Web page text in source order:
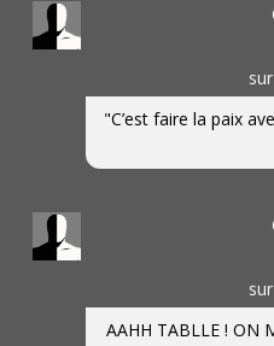
sur
"C’est faire la paix
sur
AAHH TABLLE ! ON